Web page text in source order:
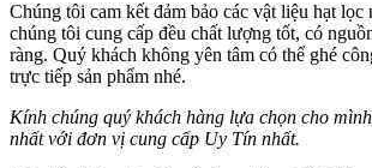
Chúng tôi cam kết đảm bảo các vật liệu hạt lọc
chúng tôi cung cấp đều chất lượng tốt, có
ràng. Quý khách không yên tâm có thể ghé
trực tiếp sản phẩm nhé.
Kính chúng quý khách hàng lựa chọn cho
nhất với đơn vị cung cấp Uy Tín nhất.